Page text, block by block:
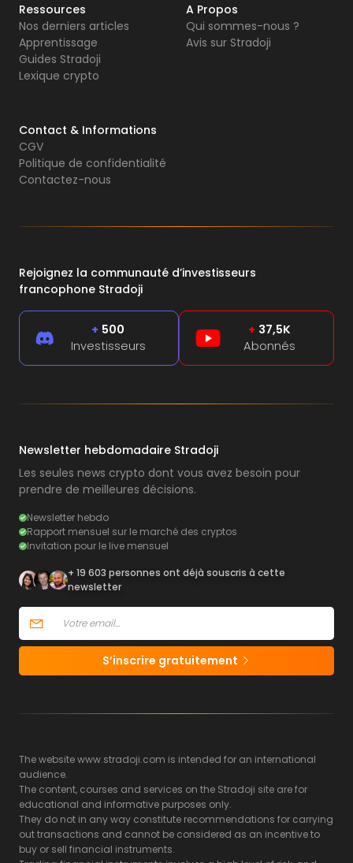
Ressources
Nos derniers articles
Apprentissage
Guides Stradoji
Lexique crypto
A Propos
Qui sommes-nous ?
Avis sur Stradoji
Contact & Informations
CGV
Politique de confidentialité
Contactez-nous
Rejoignez la communauté d’investisseurs
francophone Stradoji
+ 500
Investisseurs
+ 37,5K
Abonnés
Newsletter hebdomadaire Stradoji
Les seules news crypto dont vous avez besoin pour
prendre de meilleures décisions.
Newsletter hebdo
Rapport mensuel sur le marché des cryptos
Invitation pour le live mensuel
+ 19 603 personnes ont déjà souscris à cette
newsletter
S’inscrire gratuitement
The website www.stradoji.com is intended for an international
audience.
The content, courses and services on the Stradoji site are for
educational and informative purposes only.
They do not in any way constitute recommendations for carrying
out transactions and cannot be considered as an incentive to
buy or sell financial instruments.